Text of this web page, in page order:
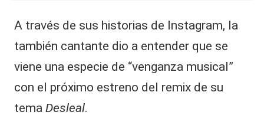
A través de sus historias de Instagram, la
también cantante dio a entender que se
viene una especie de “venganza musical”
con el próximo estreno del remix de su
tema Desleal.